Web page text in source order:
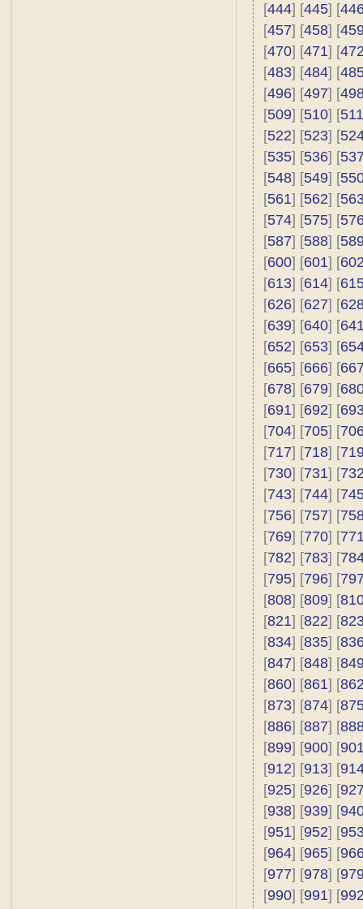
[444] [445] [
[457] [458] [
[470] [471] [
[483] [484] [
[496] [497] [
[509] [510] [511
[522] [523] [
[535] [536] [
[548] [549] [
[561] [562] [
[574] [575] [
[587] [588] [
[600] [601] [
[613] [614] [
[626] [627] [
[639] [640] [
[652] [653] [
[665] [666] [
[678] [679] [
[691] [692] [
[704] [705] [
[717] [718] [
[730] [731] [
[743] [744] [
[756] [757] [
[769] [770] [
[782] [783] [
[795] [796] [
[808] [809] [
[821] [822] [
[834] [835] [
[847] [848] [
[860] [861] [
[873] [874] [
[886] [887] [
[899] [900] [
[912] [913] [
[925] [926] [
[938] [939] [
[951] [952] [
[964] [965] [
[977] [978] [
[990] [991] [